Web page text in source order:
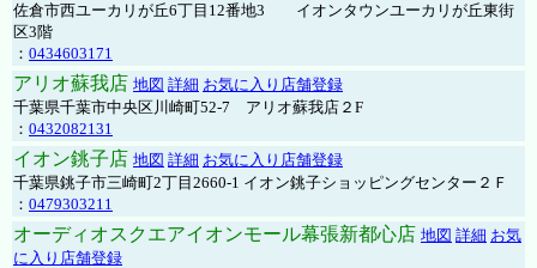
佐倉市西ユーカリが丘6丁目12番地3 イオンタウンユーカリが丘東街
区3階
： 0434603171
アリオ蘇我店 地図 詳細 お気に入り店舗登録
千葉県千葉市中央区川崎町52-7 アリオ蘇我店２F
： 0432082131
イオン銚子店 地図 詳細 お気に入り店舗登録
千葉県銚子市三崎町2丁目2660-1 イオン銚子ショッピングセンター２Ｆ
： 0479303211
オーディオスクエアイオンモール幕張新都心店 地図 詳細 お気
に入り店舗登録